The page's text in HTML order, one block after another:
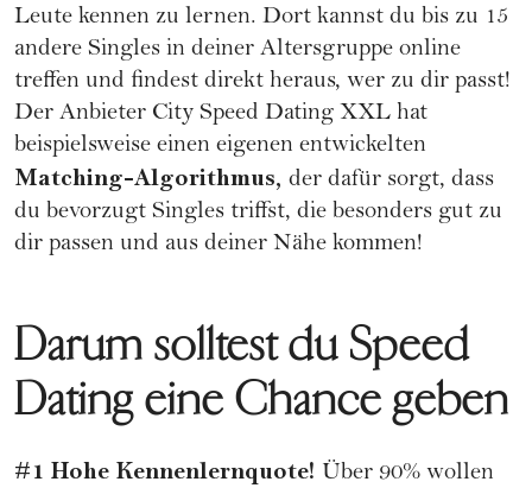
Leute kennen zu lernen. Dort kannst du bis zu 15
andere Singles in deiner Altersgruppe online
treffen und findest direkt heraus, wer zu dir passt!
Der Anbieter City Speed Dating XXL hat
beispielsweise einen eigenen entwickelten
Matching-Algorithmus, der dafür sorgt, dass
du bevorzugt Singles triffst, die besonders gut zu
dir passen und aus deiner Nähe kommen!
Darum solltest du Speed
Dating eine Chance geben
#1 Hohe Kennenlernquote! Über 90% wollen